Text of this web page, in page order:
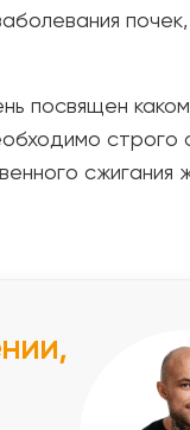
посвящен
сжигания